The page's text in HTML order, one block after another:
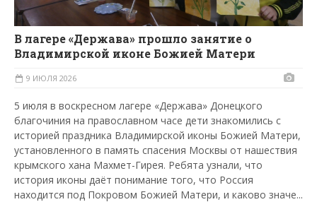
В лагере «Держава» прошло занятие о
Владимирской иконе Божией Матери
9 ИЮЛЯ 2026
5 июля в воскресном лагере «Держава» Донецкого
благочиния на православном часе дети знакомились с
историей праздника Владимирской иконы Божией Матери,
установленного в память спасения Москвы от нашествия
крымского хана Махмет-Гирея. Ребята узнали, что
история иконы даёт понимание того, что Россия
находится под Покровом Божией Матери, и каково значе...